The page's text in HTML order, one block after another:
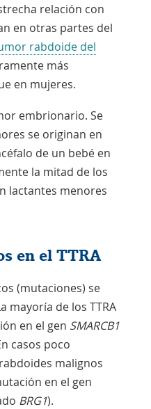
relación con
en otras partes del
rabdoide del
más
en mujeres.
embrionario. Se
se originan en
de un bebé en
la mitad de los
lactantes menores
en el TTRA
(mutaciones) se
mayoría de los TTRA
en el gen SMARCB1
casos poco
malignos
en el gen
BRG1).